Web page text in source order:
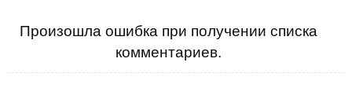
Произошла ошибка при получении списка
комментариев.